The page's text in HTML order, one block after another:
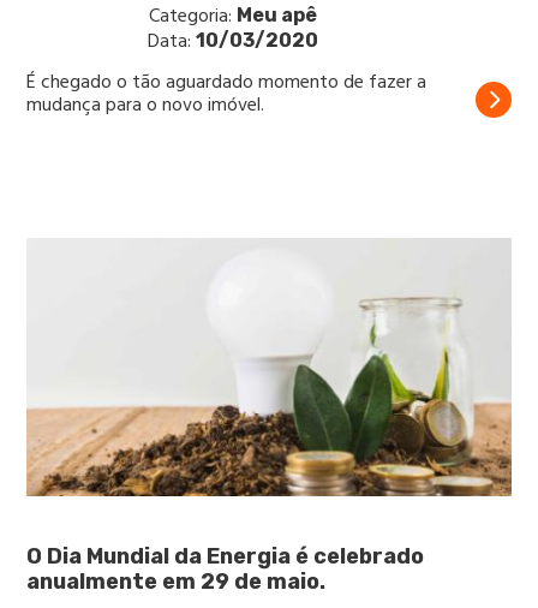
Categoria: Meu apê
Data: 10/03/2020
É chegado o tão aguardado momento de fazer a
mudança para o novo imóvel.
O Dia Mundial da Energia é celebrado
anualmente em 29 de maio.